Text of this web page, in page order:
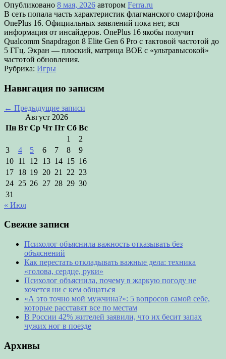
Опубликовано 8 мая, 2026 автором Ferra.ru
В сеть попала часть характеристик флагманского смартфона
OnePlus 16. Официальных заявлений пока нет, вся
информация от инсайдеров. OnePlus 16 якобы получит
Qualcomm Snapdragon 8 Elite Gen 6 Pro с тактовой частотой до
5 ГГц. Экран — плоский, матрица BOE с «ультравысокой»
частотой обновления.
Рубрика: Игры
Навигация по записям
← Предыдущие записи
Август 2026
Пн Вт Ср Чт Пт Сб Вс
1
2
3
4 5 6 7 8
9
10 11 12 13 14 15 16
17 18 19 20 21 22 23
24 25 26 27 28 29 30
31
« Июл
Свежие записи
Психолог объяснила важность отказывать без
объяснений
Как перестать откладывать важные дела: техника
«голова, сердце, руки»
Психолог объяснила, почему в жаркую погоду не
хочется ни с кем общаться
«А это точно мой мужчина?»: 5 вопросов самой себе,
которые расставят все по местам
В России 42% жителей заявили, что их бесит запах
чужих ног в поезде
Архивы